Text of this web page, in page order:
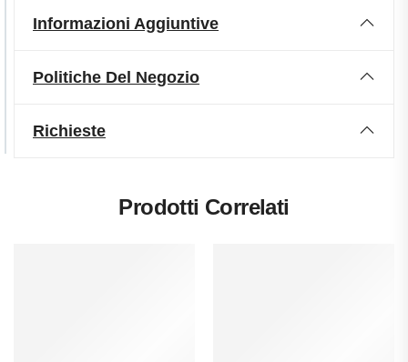
Informazioni Aggiuntive
Politiche Del Negozio
Richieste
Prodotti Correlati